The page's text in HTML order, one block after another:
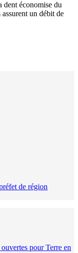
dent économise du
un débit de
de région
pour Terre en